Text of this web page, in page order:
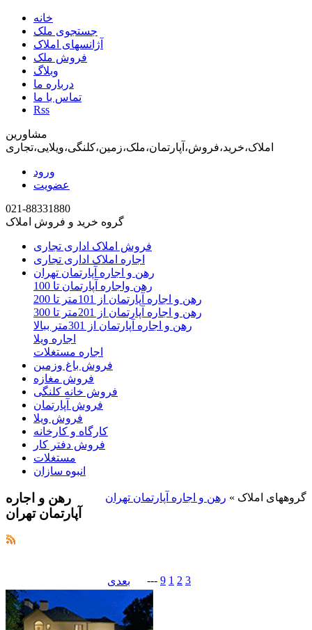
خانه
جستجوی ملک
آژانسهای املاک
فروش ملک
وبلاگ
درباره ما
تماس با ما
Rss
مشاورین
املاک،خرید،فروش،آپارتمان،ملک،زمین،کلنگی،ویلایی،تجاری
ورود
عضویت
021-88331880
گروه خرید و فروش املاک
فروش املاک اداری تجاری
اجاره املاک اداری تجاری
رهن و اجاره آپارتمان تهران
رهن واجاره آپارتمان تا 100
رهن و اجاره آپارتمان از 101متر تا 200
رهن و اجاره آپارتمان از 201متر تا 300
رهن و اجاره آپارتمان از 301متر ببالا
اجاره ویلا
اجاره مستغلات
فروش باغ وزمین
فروش مغازه
فروش خانه کلنگی
فروش آپارتمان
فروش ویلا
کارگاه و کارخانه
فروش دفتر کار
مستغلات
انبوه سازان
گروههای املاک » رهن و اجاره آپارتمان تهران
رهن و اجاره
آپارتمان تهران
9 1 2 3
--- بعدی